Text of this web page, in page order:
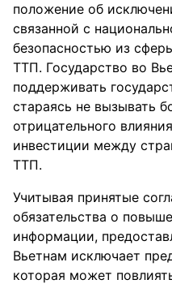
положение об
связанной с
безопасностью из
ТТП. Государство во
поддерживать
стараясь не вызывать
отрицательного
инвестиции между
ТТП.
Учитывая принятые
обязательства о
информации,
Вьетнам исключает
которая может